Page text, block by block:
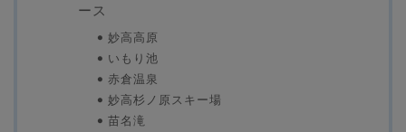
ース
妙高高原
いもり池
赤倉温泉
妙高杉ノ原スキー場
苗名滝